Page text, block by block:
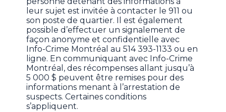
leur sujet est invitée à contacter le 911 ou
son poste de quartier. Il est également
possible d’effectuer un signalement de
façon anonyme et confidentielle avec
Info-Crime Montréal au 514 393-1133 ou en
ligne. En communiquant avec Info-Crime
Montréal, des récompenses allant jusqu’à
5 000 $ peuvent être remises pour des
informations menant à l’arrestation de
suspects. Certaines conditions
s’appliquent.